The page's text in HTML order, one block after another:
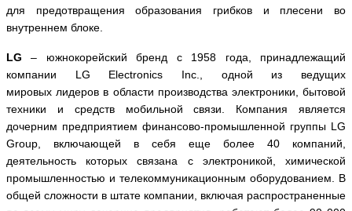
для предотвращения образования грибков и плесени во
внутреннем блоке.
LG – южнокорейский бренд с 1958 года, принадлежащий
компании LG Electronics Inc., одной из ведущих
мировых лидеров в области производства электроники, бытовой
техники и средств мобильной связи. Компания является
дочерним предприятием финансово-промышленной группы LG
Group, включающей в себя еще более 40 компаний,
деятельность которых связана с электроникой, химической
промышленностью и телекоммуникационным оборудованием. В
общей сложности в штате компании, включая распространенные